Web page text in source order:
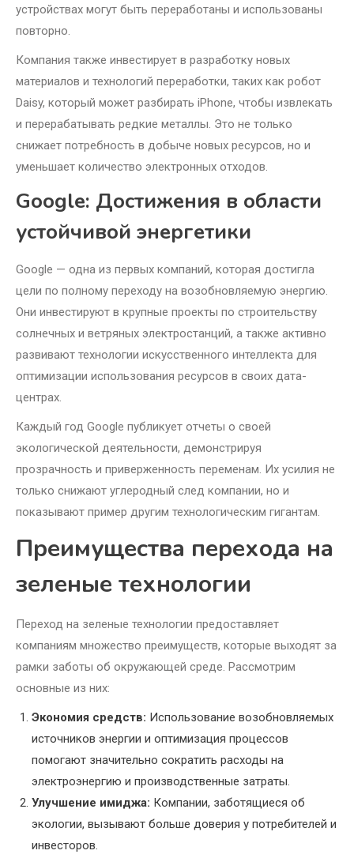
устройствах могут быть переработаны и использованы
повторно.
Компания также инвестирует в разработку новых
материалов и технологий переработки, таких как робот
Daisy, который может разбирать iPhone, чтобы извлекать
и перерабатывать редкие металлы. Это не только
снижает потребность в добыче новых ресурсов, но и
уменьшает количество электронных отходов.
Google: Достижения в области
устойчивой энергетики
Google — одна из первых компаний, которая достигла
цели по полному переходу на возобновляемую энергию.
Они инвестируют в крупные проекты по строительству
солнечных и ветряных электростанций, а также активно
развивают технологии искусственного интеллекта для
оптимизации использования ресурсов в своих дата-
центрах.
Каждый год Google публикует отчеты о своей
экологической деятельности, демонстрируя
прозрачность и приверженность переменам. Их усилия не
только снижают углеродный след компании, но и
показывают пример другим технологическим гигантам.
Преимущества перехода на
зеленые технологии
Переход на зеленые технологии предоставляет
компаниям множество преимуществ, которые выходят за
рамки заботы об окружающей среде. Рассмотрим
основные из них:
Экономия средств: Использование возобновляемых
источников энергии и оптимизация процессов
помогают значительно сократить расходы на
электроэнергию и производственные затраты.
Улучшение имиджа: Компании, заботящиеся об
экологии, вызывают больше доверия у потребителей и
инвесторов.